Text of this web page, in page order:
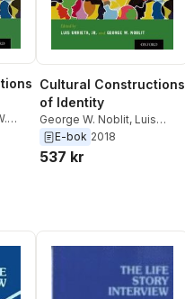
Cultural Constructions
of Identity
George W. Noblit, Luis
Urrieta Jr.
E-bok 2018
537 kr